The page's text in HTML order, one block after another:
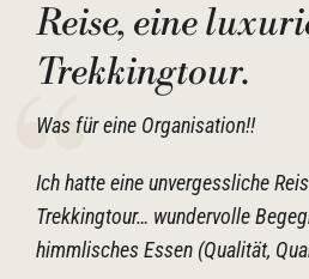
Reise, eine
Trekkingtour.
Was für eine Organisation!!
Ich hatte eine unvergessliche
Trekkingtour… wundervolle
himmlisches Essen (Qualität,